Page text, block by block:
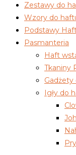
Zestawy do
Wzory do
Podstawy
Pasmanteria
Haft
Tkaniny
Igły do